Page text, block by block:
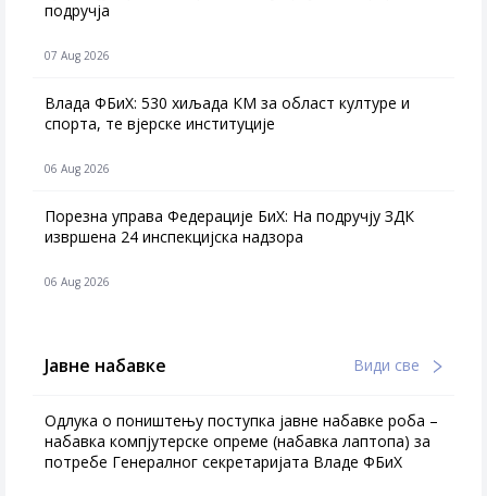
подручја
07 Aug 2026
Влада ФБиХ: 530 хиљада КМ за област културе и
спорта, те вјерске институције
06 Aug 2026
Порезна управа Федерације БиХ: На подручју ЗДК
извршена 24 инспекцијска надзора
06 Aug 2026
Јавне набавке Види све
Одлука о поништењу поступка јавне набавке роба –
набавка компјутерске опреме (набавка лаптопа) за
потребе Генералног секретаријата Владе ФБиХ